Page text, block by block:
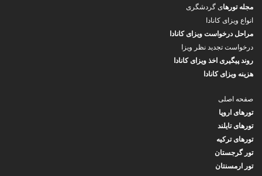
مجله تورهای گردشگری
انواع ویزای کانادا
مراحل درخواست ویزای کانادا
درخواست تجدید نظر ویزا
روند پیگیری اخذ ویزای کانادا
هزینه ویزای کانادا
صفحه اصلی
تورهای اروپا
تورهای تایلند
تورهای ترکیه
تور گرجستان
تور ارمسنتان